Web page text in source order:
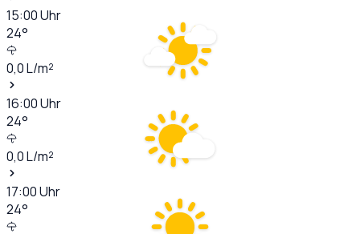
15:00Uhr
24°
0,0L/m²
16:00Uhr
24°
0,0L/m²
17:00Uhr
24°